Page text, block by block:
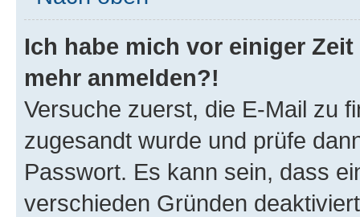
Ich habe mich vor einiger
mehr anmelden?!
Versuche zuerst, die E-Mail zu
zugesandt wurde und prüfe
Passwort. Es kann sein, dass
verschieden Gründen